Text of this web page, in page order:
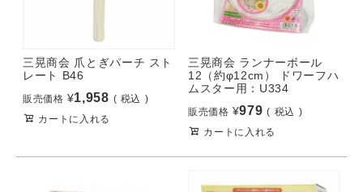
三晃商会 爪とぎパーチ スト
レート B46
販売価格 ¥1,958
税込
カートに入れる
三晃商会 ランナーボール
12（約φ12cm） ドワーフハ
ムスター用：U334
販売価格 ¥979
税込
カートに入れる